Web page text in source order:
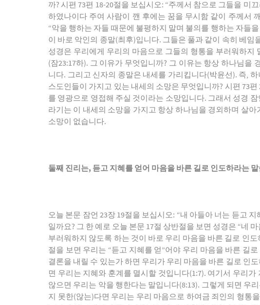
까? 시편 73편 18-20절을 보십시오: “주께서 참으로 그들을
하였나이다 주여 사람이 깬 후에는 꿈을 무시함 같이 주께서
“악을 행하는 자들 때문에 불평하지 말며 불의를 행하는 자들
이 바로 악인의 종말(최후)입니다. 그들은 풀과 같이 속히 베
성경은 우리에게 우리의 마음으로 그들의 형통을 부러워하
(잠23:17하). 그 이유가 무엇입니까? 그 이유는 항상 하나님을
니다. 그리고 신자의 종말은 내세를 가리킵니다(박윤선). 즉,
스도인들이 가지고 있는 내세의 소망은 무엇입니까? 시편 73
를 영광으로 영접해 주실 것이라는 소망입니다. 그래서 성경
라기는 이 내세의 소망을 가지고 항상 하나님을 경외하며 살
소망이 없습니다.
둘째 진리는, 듣고 지혜를 얻어 마음을 바른 길로 인도하라는
오늘 본문 잠언 23장 19절을 보십시오: “내 아들아 너는 듣고
일까요? 그 한 예로 오늘 본문 17절 상반절을 보면 성경은 “네
부러워하지 않도록 하는 것이 바로 우리 마음을 바른 길로 인
절을 보면 우리는 “듣고 지혜를 얻”어야 우리 마음을 바른 길
결론을 내릴 수 있는가 하면 우리가 우리 마음을 바른 길로 인
면 우리는 지혜와 훈계를 멸시할 것입니다(1:7). 여기서 우리
않으면 우리는 악을 행한다는 말입니다(8:13). 그렇게 되면 우
지 못한(않는)다면 우리는 우리 마음으로 하여금 죄인의 형통